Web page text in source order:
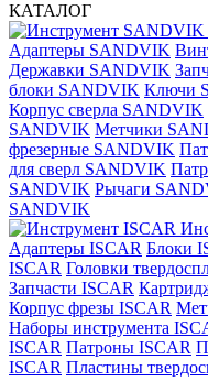
КАТАЛОГ
Адаптеры SANDVIK
Державки SANDVIK
блоки SANDVIK Ключи
Корпус сверла SANDVIK
SANDVIK Метчики
фрезерные SANDVIK
для сверл SANDVIK
SANDVIK Рычаги
SANDVIK
Адаптеры ISCAR Блоки
ISCAR Головки
Запчасти ISCAR
Корпус фрезы ISCAR
Наборы инструмента
ISCAR Патроны ISCAR
ISCAR Пластины